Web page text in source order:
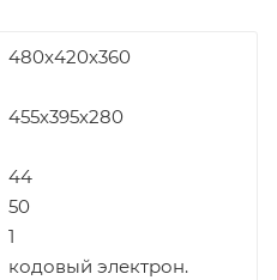
480x420x360
455х395х280
44
50
1
кодовый электрон.